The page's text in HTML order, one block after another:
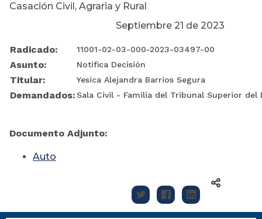
Casación Civil, Agraria y Rural
Septiembre 21 de 2023
Radicado: 11001-02-03-000-2023-03497-00
Asunto: Notifica Decisión
Titular: Yesica Alejandra Barrios Segura
Demandados:Sala Civil - Familia del Tribunal Superior
Documento Adjunto:
Auto